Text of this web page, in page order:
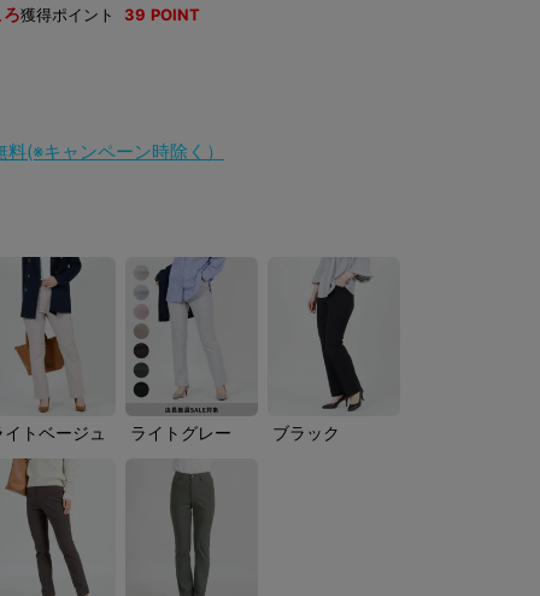
獲得ポイント 39 POINT
(※キャンペーン時除く）
イトベージュ ライトグレー ブラック